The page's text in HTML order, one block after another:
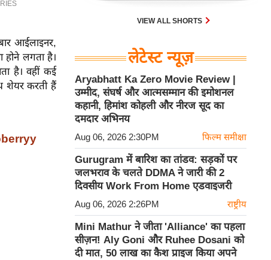
आईलाइनर,
होने लगता है।
है। वहीं कई
शेयर करती हैं
देश में यौन अपराधों के खिलाफ कानूनी
VIEW ALL SHORTS
लेटेस्ट न्यूज़
Aryabhatt Ka Zero Movie Review |
उम्मीद, संघर्ष और आत्मसम्मान की इमोशनल
कहानी, हिमांश कोहली और नीरज सूद का
दमदार अभिनय
Aug 06, 2026 2:30PM फिल्म समीक्षा
Gurugram में बारिश का तांडव: सड़कों पर
जलभराव के चलते DDMA ने जारी की 2
दिवसीय Work From Home एडवाइजरी
Aug 06, 2026 2:26PM राष्ट्रीय
Mini Mathur ने जीता 'Alliance' का पहला
सीज़न! Aly Goni और Ruhee Dosani को
दी मात, 50 लाख का कैश प्राइज किया अपने